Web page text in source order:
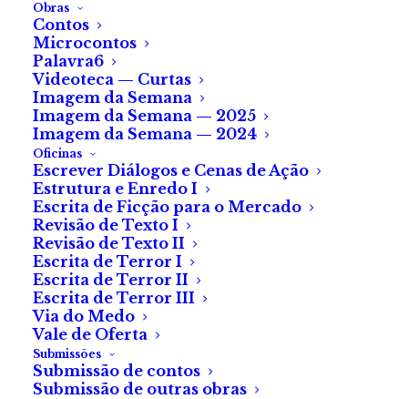
Obras
Contos
Microcontos
Palavra6
Videoteca — Curtas
Imagem da Semana
Imagem da Semana — 2025
Imagem da Semana — 2024
Oficinas
Escrever Diálogos e Cenas de Ação
Estrutura e Enredo I
Escrita de Ficção para o Mercado
Revisão de Texto I
Revisão de Texto II
Escrita de Terror I
Escrita de Terror II
Escrita de Terror III
Via do Medo
Vale de Oferta
Submissões
Submissão de contos
Submissão de outras obras
OSangue Novo
Luxemburgo
Terror e sexo: dois
tabus discutidos por
escritores no Festival
das Migrações 2022
OSangue Novoviajou até ao
festival das migrações no dia
8 de maio [de 2022] no
Luxemburgo.